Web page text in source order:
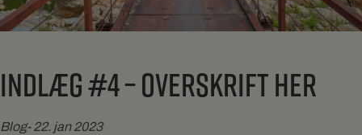
INDLÆG #4 – OVERSKRIFT HER
Blog 22. jan 2023